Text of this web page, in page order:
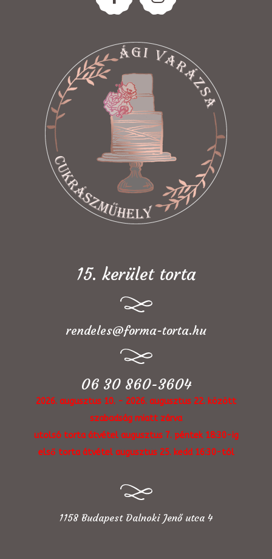
15. kerület torta
rendeles@forma-torta.hu
06 30 860-3604
2026. augusztus 10. - 2026. augusztus 22. között
szabadság miatt zárva
utolsó torta átvétel augusztus 7. péntek 18:30-ig
első torta átvétel augusztus 25. kedd 16:30-tól
1158 Budapest Dalnoki Jenő utca 4